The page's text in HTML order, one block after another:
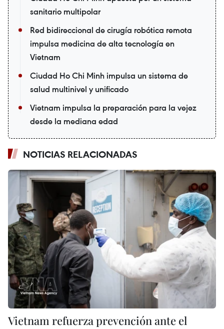
sanitario multipolar
Red bidireccional de cirugía robótica remota
impulsa medicina de alta tecnología en
Vietnam
Ciudad Ho Chi Minh impulsa un sistema de
salud multinivel y unificado
Vietnam impulsa la preparación para la vejez
desde la mediana edad
NOTICIAS RELACIONADAS
Vietnam refuerza prevención ante el